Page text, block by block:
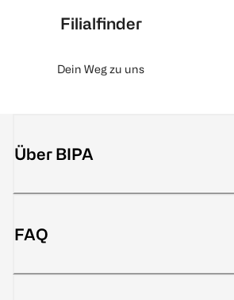
Filialfinder
Dein Weg zu uns
Über BIPA
FAQ